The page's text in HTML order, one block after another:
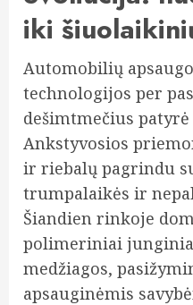
iki
Automobilių
technologijos per
dešimtmečius
Ankstyvosios
ir riebalų pagrindu
trumpalaikės ir
Šiandien rinkoje
polimeriniai
medžiagos,
apsauginėmis